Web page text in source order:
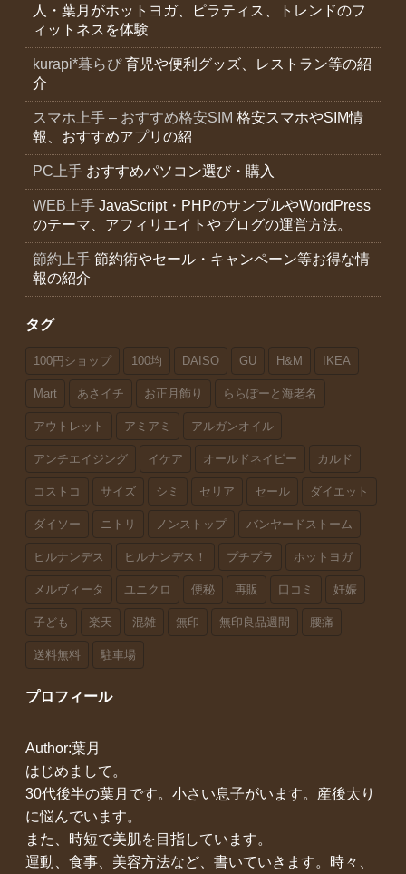
人・葉月がホットヨガ、ピラティス、トレンドのフ
ィットネスを体験
kurapi*暮らぴ育児や便利グッズ、レストラン等の紹
介
スマホ上手 – おすすめ格安SIM 格安スマホやSIM情
報、おすすめアプリの紹
PC上手 おすすめパソコン選び・購入
WEB上手 JavaScript・PHPのサンプルやWordPress
のテーマ、アフィリエイトやブログの運営方法。
節約上手 節約術やセール・キャンペーン等お得な情
報の紹介
タグ
100円ショップ 100均 DAISO GU H&M IKEA
Mart あさイチ お正月飾り ららぽーと海老名
アウトレット アミアミ アルガンオイル
アンチエイジング イケア オールドネイビー カルド
コストコ サイズ シミ セリア セール ダイエット
ダイソー ニトリ ノンストップ バンヤードストーム
ヒルナンデス ヒルナンデス！ プチプラ ホットヨガ
メルヴィータ ユニクロ 便秘 再販 口コミ 妊娠
子ども 楽天 混雑 無印 無印良品週間 腰痛
送料無料 駐車場
プロフィール
Author:葉月
はじめまして。
30代後半の葉月です。小さい息子がいます。産後太り
に悩んでいます。
また、時短で美肌を目指しています。
運動、食事、美容方法など、書いていきます。時々、